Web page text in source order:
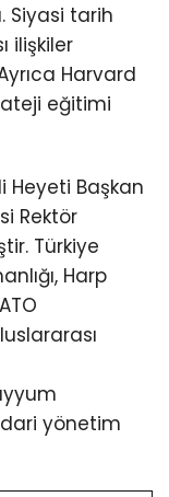
Siyasi tarih
ilişkiler
Harvard
eğitimi
Heyeti Başkan
Rektör
Türkiye
Harp
yönetim